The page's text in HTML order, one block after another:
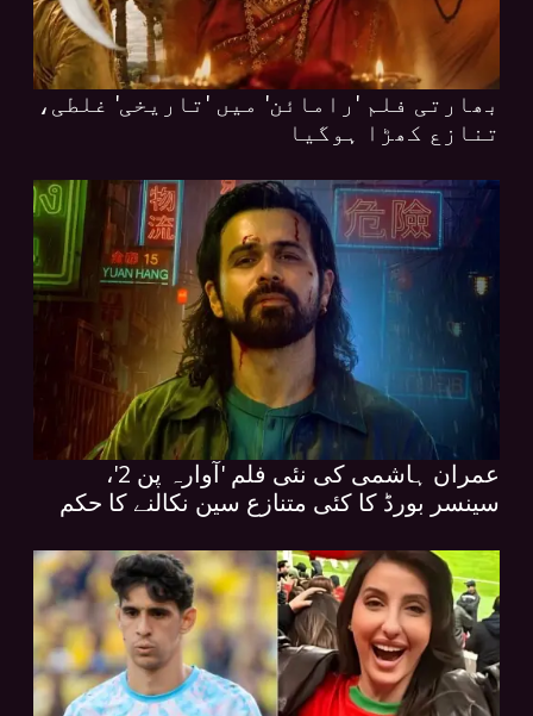
بھارتی فلم 'رامائن' میں 'تاریخی' غلطی،
تنازع کھڑا ہوگیا
عمران ہاشمی کی نئی فلم 'آوارہ پن 2'،
سینسر بورڈ کا کئی متنازع سین نکالنے کا حکم